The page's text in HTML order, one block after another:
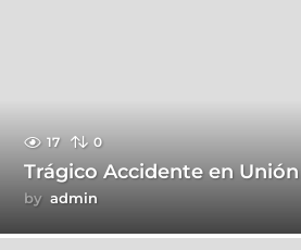
17 0
Trágico Accidente en
by admin